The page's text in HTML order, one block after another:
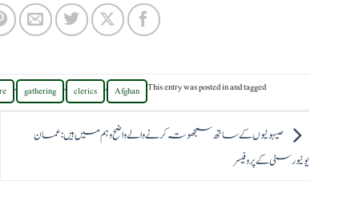
This entry was posted inand tagged
Afghan
,
clerics
,
gathering
,
صیہونیوں کے ساتھ سمجھوتہ کرنے والے واضح وہم میں ہیں:عمان
یونیورسٹی کے پروفیسر